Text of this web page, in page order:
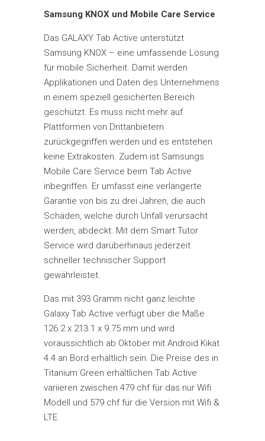
Samsung KNOX und Mobile Care Service
Das GALAXY Tab Active unterstützt
Samsung KNOX – eine umfassende Lösung
für mobile Sicherheit. Damit werden
Applikationen und Daten des Unternehmens
in einem speziell gesicherten Bereich
geschützt. Es muss nicht mehr auf
Plattformen von Drittanbietern
zurückgegriffen werden und es entstehen
keine Extrakosten. Zudem ist Samsungs
Mobile Care Service beim Tab Active
inbegriffen. Er umfasst eine verlängerte
Garantie von bis zu drei Jahren, die auch
Schäden, welche durch Unfall verursacht
werden, abdeckt. Mit dem Smart Tutor
Service wird darüberhinaus jederzeit
schneller technischer Support
gewährleistet.
Das mit 393 Gramm nicht ganz leichte
Galaxy Tab Active verfügt über die Maße
126.2 x 213.1 x 9.75 mm und wird
voraussichtlich ab Oktober mit Android Kikat
4.4 an Bord erhältlich sein. Die Preise des in
Titanium Green erhältlichen Tab Active
variieren zwischen 479 chf für das nur Wifi
Modell und 579 chf für die Version mit Wifi &
LTE.